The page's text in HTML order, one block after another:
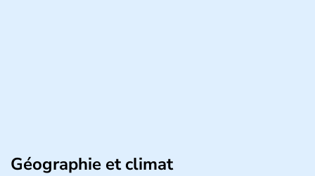
Géographie et climat